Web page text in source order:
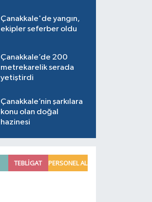
Çanakkale'de yangın,
ekipler seferber oldu
Çanakkale’de 200
metrekarelik serada
yetiştirdi
Çanakkale’nin şarkılara
konu olan doğal
hazinesi